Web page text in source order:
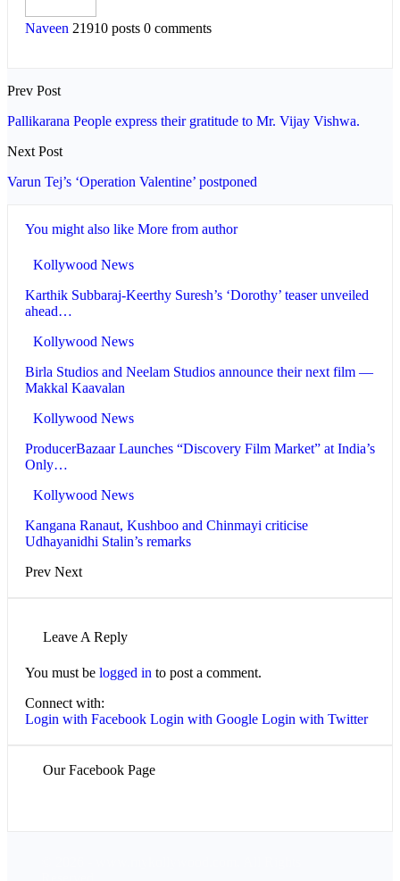
Naveen 21910 posts 0 comments
Prev Post
Pallikarana People express their gratitude to Mr. Vijay Vishwa.
Next Post
Varun Tej’s ‘Operation Valentine’ postponed
You might also like More from author
Kollywood News
Karthik Subbaraj-Keerthy Suresh’s ‘Dorothy’ teaser unveiled
ahead…
Kollywood News
Birla Studios and Neelam Studios announce their next film —
Makkal Kaavalan
Kollywood News
ProducerBazaar Launches “Discovery Film Market” at India’s
Only…
Kollywood News
Kangana Ranaut, Kushboo and Chinmayi criticise
Udhayanidhi Stalin’s remarks
Prev Next
Leave A Reply
You must be logged in to post a comment.
Connect with:
Login with Facebook Login with Google Login with Twitter
Our Facebook Page